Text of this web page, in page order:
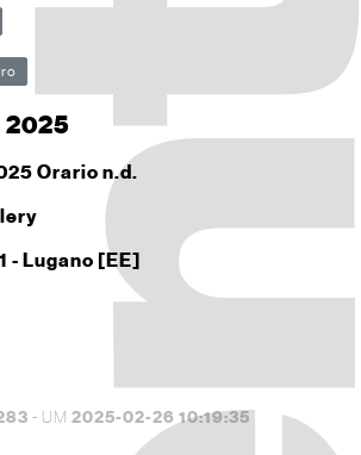
2025
Orario n.d.
- Lugano [EE]
- UM 2025-02-26 10:19:35